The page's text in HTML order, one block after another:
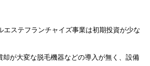
エステフランチャイズ事業は初期投資が少な
却が大変な脱毛機器などの導入が無く、設備